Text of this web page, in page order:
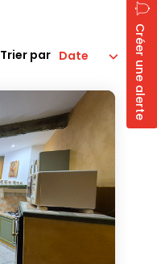
Créer une alerte
Trier par